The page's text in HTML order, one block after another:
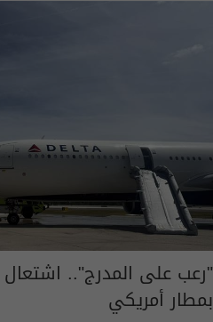
"رعب على المدرج".. اشتعال
بمطار أمريكي